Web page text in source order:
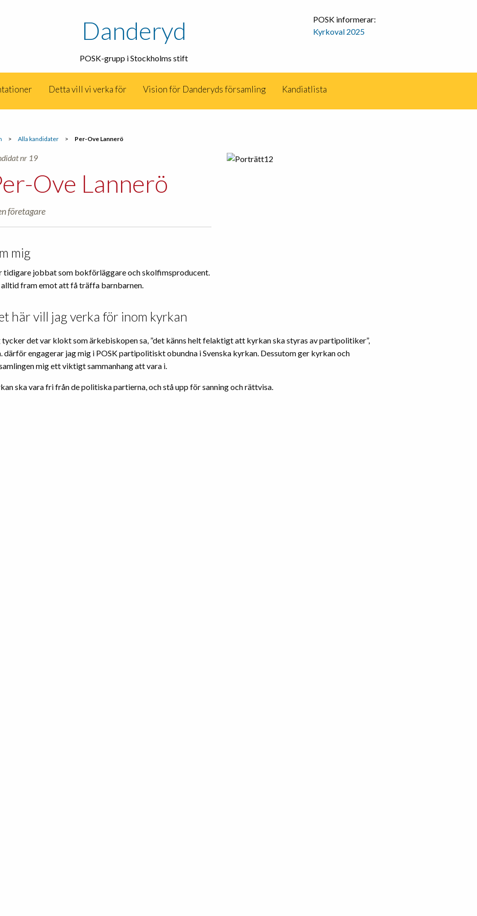
Danderyd
POSK-grupp i Stockholms stift
POSK informerar:
Kyrkoval 2025
Detta vill vi verka för Vision för Danderyds församling Kandiatlista
> Alla kandidater > Per-Ove Lannerö
nr 19
Ove Lannerö
företagare
mig
tidigare jobbat som bokförläggare och skolfimsproducent.
alltid fram emot att få träffa barnbarnen.
här vill jag verka för inom kyrkan
tycker det var klokt som ärkebiskopen sa, ”det känns helt felaktigt att kyrkan ska styras av partipolitiker”,
därför engagerar jag mig i POSK partipolitiskt obundna i Svenska kyrkan. Dessutom ger kyrkan och
mig ett viktigt sammanhang att vara i.
ska vara fri från de politiska partierna, och stå upp för sanning och rättvisa.